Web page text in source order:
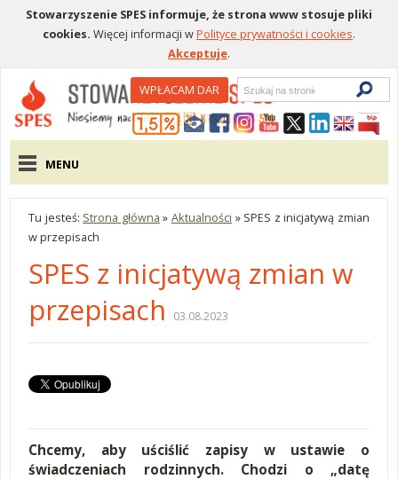
Stowarzyszenie SPES informuje, że strona www stosuje pliki
cookies. Więcej informacji wPolityce prywatności i cookies.
Akceptuje.
Menu pomocniczeWPŁACAM DAR
Wyszukiwarka
Menu główne
MENU
Tu jesteś: Strona główna »Aktualności » SPES z inicjatywą zmian
w przepisach
SPES z inicjatywą zmian w
przepisach
03.08.2023
Chcemy, aby uściślić zapisy w ustawie o
świadczeniach rodzinnych. Chodzi o „datę